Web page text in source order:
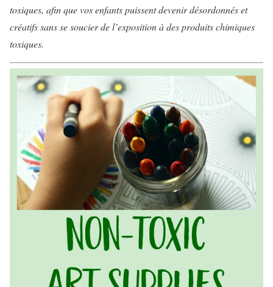
toxiques, afin que vos enfants puissent devenir désordonnés et
créatifs sans se soucier de l’exposition à des produits chimiques
toxiques.